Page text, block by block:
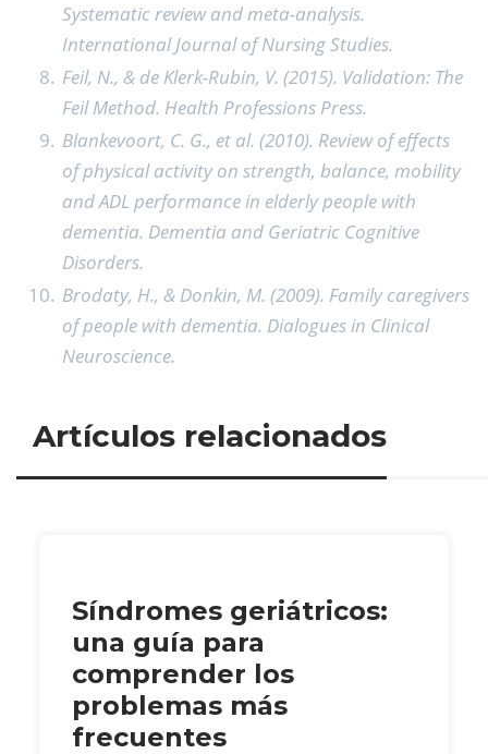
Systematic review and meta-analysis.
International Journal of Nursing Studies.
Feil, N., & de Klerk-Rubin, V. (2015). Validation: The
Feil Method. Health Professions Press.
Blankevoort, C. G., et al. (2010). Review of effects
of physical activity on strength, balance, mobility
and ADL performance in elderly people with
dementia. Dementia and Geriatric Cognitive
Disorders.
Brodaty, H., & Donkin, M. (2009). Family caregivers
of people with dementia. Dialogues in Clinical
Neuroscience.
Artículos relacionados
Síndromes geriátricos:
una guía para
comprender los
problemas más
frecuentes